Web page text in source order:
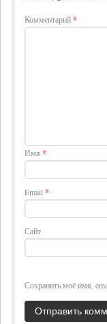
Комментарий*
Имя *
Email *
Сайт
Сохранить моё имя,